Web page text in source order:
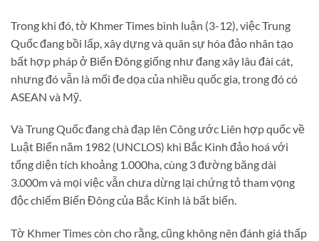
Trong khi đó, tờ Khmer Times bình luận (3-12), việc Trung
Quốc đang bồi lấp, xây dựng và quân sự hóa đảo nhân tạo
bất hợp pháp ở Biển Đông giống như đang xây lâu đài cát,
nhưng đó vẫn là mối đe dọa của nhiều quốc gia, trong đó có
ASEAN và Mỹ.
Và Trung Quốc đang chà đạp lên Công ước Liên hợp quốc về
Luật Biển năm 1982 (UNCLOS) khi Bắc Kinh đảo hoá với
tổng diện tích khoảng 1.000ha, cùng 3 đường băng dài
3.000m và mọi việc vẫn chưa dừng lại chứng tỏ tham vọng
độc chiếm Biển Đông của Bắc Kinh là bất biến.
Tờ Khmer Times còn cho rằng, cũng không nên đánh giá thấp